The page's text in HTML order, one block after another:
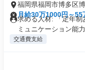
福岡県福岡市博多区
月給30万1000円～55
求める人材: 「定年
ミュニケーション能力
交通費支給